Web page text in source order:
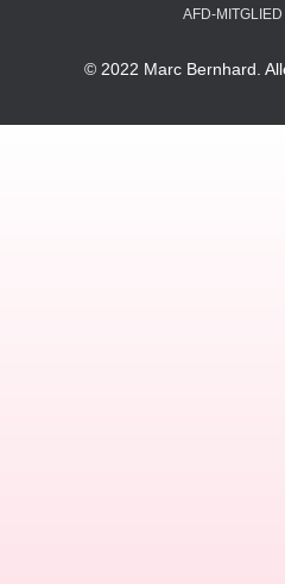
AFD-
© 2022 Marc Bernhard.